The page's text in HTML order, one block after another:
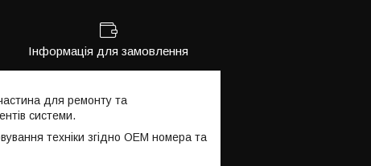
Інформація для замовлення
для ремонту та
системи.
техніки згідно OEM номера та